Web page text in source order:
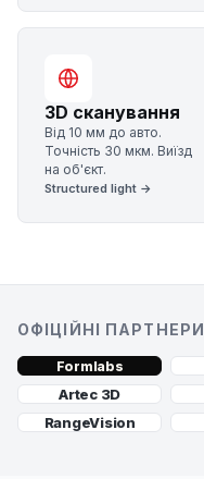
3D сканування
Від 10 мм до авто.
Точність 30 мкм. Виїзд
на об'єкт.
Structured light →
ОФІЦІЙНІ ПАРТНЕРИ
Formlabs
Artec 3D
RangeVision